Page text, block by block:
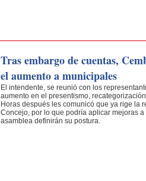
Tras embargo de cuentas,
el aumento a municipales
El intendente, se reunió con los
aumento en el presentismo,
Horas después les comunicó que ya rige la
Concejo, por lo que podría aplicar mejoras
asamblea definirán su postura.